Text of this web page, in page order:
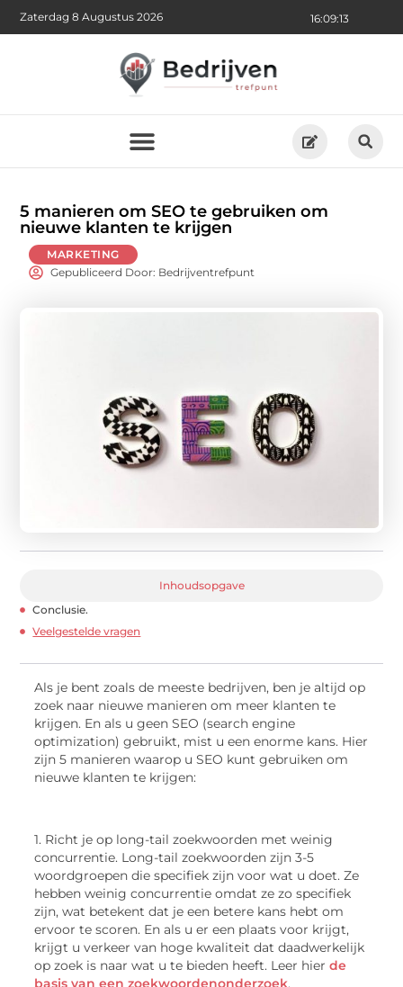
16:09:15
Zaterdag 8 Augustus 2026
5 manieren om SEO te gebruiken om
nieuwe klanten te krijgen
MARKETING
Gepubliceerd Door: Bedrijventrefpunt
Inhoudsopgave
Conclusie.
Veelgestelde vragen
Als je bent zoals de meeste bedrijven, ben je altijd op
zoek naar nieuwe manieren om meer klanten te
krijgen. En als u geen SEO (search engine
optimization) gebruikt, mist u een enorme kans. Hier
zijn 5 manieren waarop u SEO kunt gebruiken om
nieuwe klanten te krijgen:
1. Richt je op long-tail zoekwoorden met weinig
concurrentie. Long-tail zoekwoorden zijn 3-5
woordgroepen die specifiek zijn voor wat u doet. Ze
hebben weinig concurrentie omdat ze zo specifiek
zijn, wat betekent dat je een betere kans hebt om
ervoor te scoren. En als u er een plaats voor krijgt,
krijgt u verkeer van hoge kwaliteit dat daadwerkelijk
op zoek is naar wat u te bieden heeft. Leer hierde
basis van een zoekwoordenonderzoek.